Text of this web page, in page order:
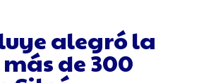
alegró la
de 300